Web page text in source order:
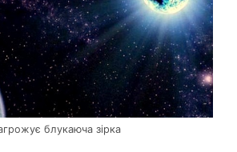
блукаюча зірка